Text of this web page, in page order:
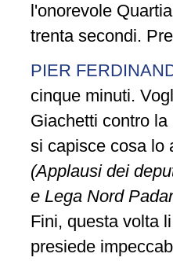
l'onorevole
trenta secondi.
PIER
cinque minuti.
Giachetti contro
si capisce cosa lo
(Applausi dei
e Lega Nord
Fini, questa volta
presiede